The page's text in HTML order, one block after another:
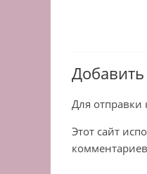
Для
Этот сайт